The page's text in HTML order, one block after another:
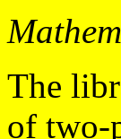
The
of two-